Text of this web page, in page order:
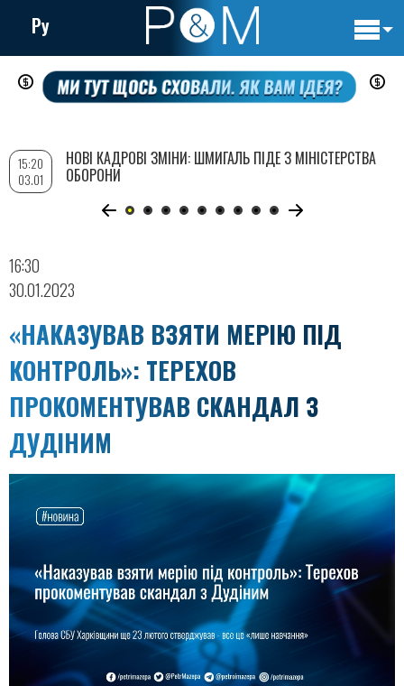
Перейти
до
вмісту
Ру
16:30
30.01.2023
«НАКАЗУВАВ ВЗЯТИ МЕРІЮ ПІД
КОНТРОЛЬ»: ТЕРЕХОВ
ПРОКОМЕНТУВАВ СКАНДАЛ З
ДУДІНИМ
15:20
03.01
НОВІ КАДРОВІ ЗМІНИ: ШМИГАЛЬ ПІДЕ З МІНІСТЕРСТВА
ОБОРОНИ